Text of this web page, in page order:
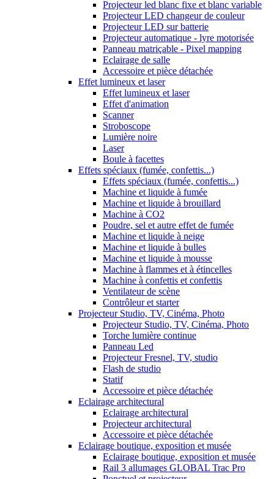
Projecteur led blanc fixe et blanc variable
Projecteur LED changeur de couleur
Projecteur LED sur batterie
Projecteur automatique - lyre motorisée
Panneau matriçable - Pixel mapping
Eclairage de salle
Accessoire et pièce détachée
Effet lumineux et laser
Effet lumineux et laser
Effet d'animation
Scanner
Stroboscope
Lumière noire
Laser
Boule à facettes
Effets spéciaux (fumée, confettis...)
Effets spéciaux (fumée, confettis...)
Machine et liquide à fumée
Machine et liquide à brouillard
Machine à CO2
Poudre, sel et autre effet de fumée
Machine et liquide à neige
Machine et liquide à bulles
Machine et liquide à mousse
Machine à flammes et à étincelles
Machine à confettis et confettis
Ventilateur de scène
Contrôleur et starter
Projecteur Studio, TV, Cinéma, Photo
Projecteur Studio, TV, Cinéma, Photo
Torche lumière continue
Panneau Led
Projecteur Fresnel, TV, studio
Flash de studio
Statif
Accessoire et pièce détachée
Eclairage architectural
Eclairage architectural
Projecteur architectural
Accessoire et pièce détachée
Eclairage boutique, exposition et musée
Eclairage boutique, exposition et musée
Rail 3 allumages GLOBAL Trac Pro